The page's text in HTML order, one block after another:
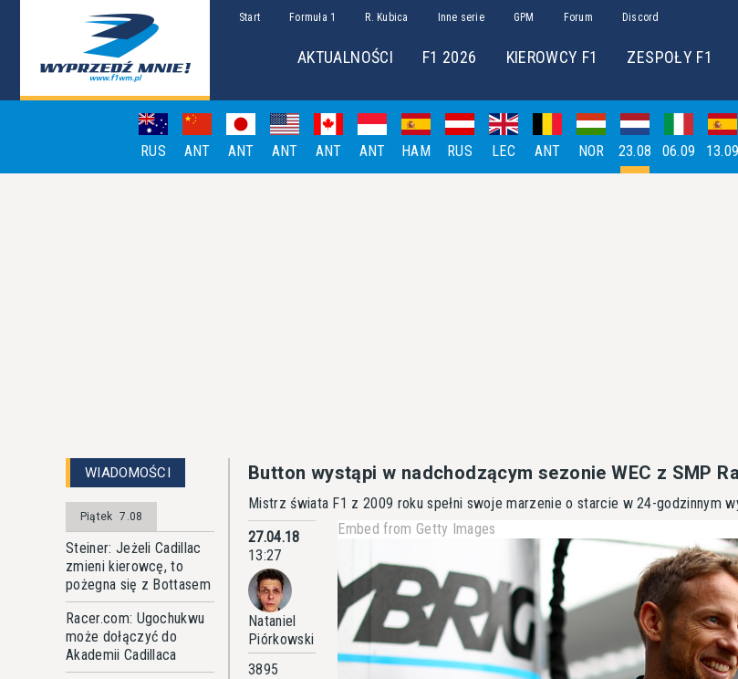
Start Formuła 1 R. Kubica Inne serie GPM Forum Discord
AKTUALNOŚCI F1 2026 KIEROWCY F1 ZESPOŁY F1
RUS ANT ANT ANT ANT ANT HAM RUS LEC ANT NOR 23.08 06.09 13.09
WIADOMOŚCI
Piątek 7.08
Steiner: Jeżeli Cadillac
zmieni kierowcę, to
pożegna się z Bottasem
Racer.com: Ugochukwu
może dołączyć do
Akademii Cadillaca
Button wystąpi w nadchodzącym sezonie WEC z SMP
Mistrz świata F1 z 2009 roku spełni swoje marzenie o starcie w 24-godzinnym
27.04.18
13:27
Nataniel
Piórkowski
3895
Embed from Getty Images